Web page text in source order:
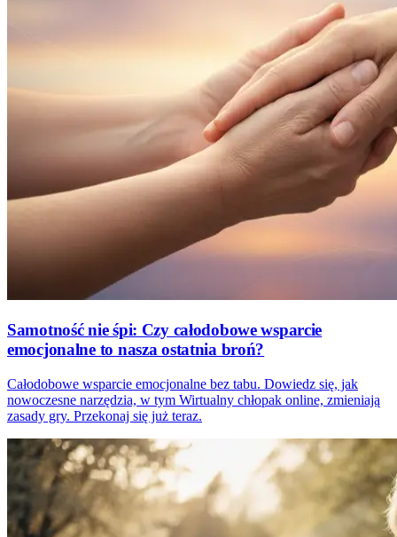
Samotność nie śpi: Czy całodobowe wsparcie
emocjonalne to nasza ostatnia broń?
Całodobowe wsparcie emocjonalne bez tabu. Dowiedz się, jak
nowoczesne narzędzia, w tym Wirtualny chłopak online, zmieniają
zasady gry. Przekonaj się już teraz.